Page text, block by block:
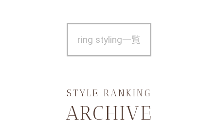
ring styling一覧
STYLE RANKING
ARCHIVE